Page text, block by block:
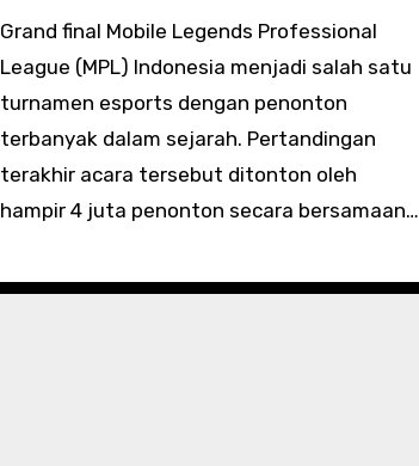
Grand final Mobile Legends Professional
League (MPL) Indonesia menjadi salah satu
turnamen esports dengan penonton
terbanyak dalam sejarah. Pertandingan
terakhir acara tersebut ditonton oleh
hampir 4 juta penonton secara bersamaan…